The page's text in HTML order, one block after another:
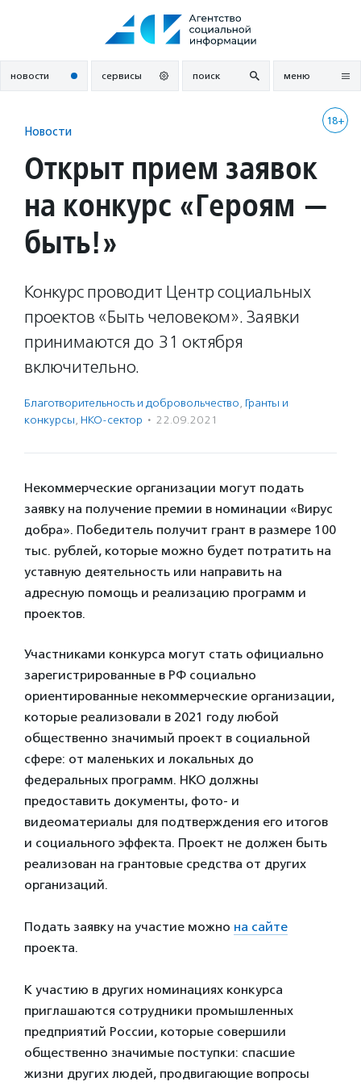
новости сервисы поиск меню
18+
Новости
Открыт прием заявок
на конкурс «Героям —
быть!»
Конкурс проводит Центр социальных
проектов «Быть человеком». Заявки
принимаются до 31 октября
включительно.
Благотвори­тель­ность и доброволь­чест­во, Гранты и
конкурсы, НКО-сектор · 22.09.2021
Некоммерческие организации могут подать
заявку на получение премии в номинации «Вирус
добра». Победитель получит грант в размере 100
тыс. рублей, которые можно будет потратить на
уставную деятельность или направить на
адресную помощь и реализацию программ и
проектов.
Участниками конкурса могут стать официально
зарегистрированные в РФ социально
ориентированные некоммерческие организации,
которые реализовали в 2021 году любой
общественно значимый проект в социальной
сфере: от маленьких и локальных до
федеральных программ. НКО должны
предоставить документы, фото- и
видеоматериалы для подтверждения его итогов
и социального эффекта. Проект не должен быть
реализован на грантовые средства от других
организаций.
Подать заявку на участие можно на сайте
проекта.
К участию в других номинациях конкурса
приглашаются сотрудники промышленных
предприятий России, которые совершили
общественно значимые поступки: спасшие
жизни других людей, продвигающие вопросы